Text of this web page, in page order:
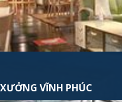
XƯỞNG VĨNH PHÚC